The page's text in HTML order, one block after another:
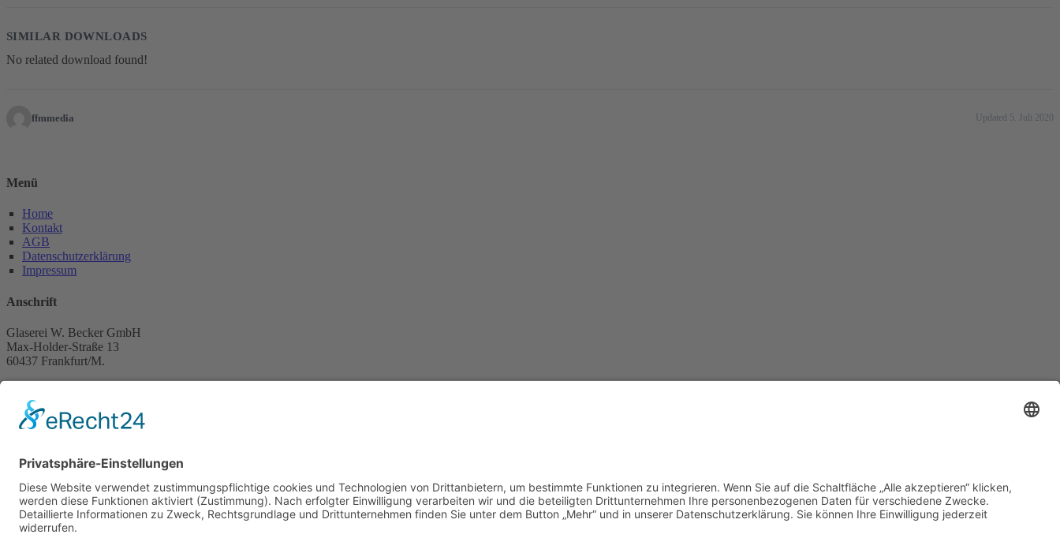
SIMILAR DOWNLOADS
No related download found!
ffmmedia Updated 5. Juli 2020
Menü
Home
Kontakt
AGB
Datenschutzerklärung
Impressum
Anschrift
Glaserei W. Becker GmbH
Max-Holder-Straße 13
60437 Frankfurt/M.
Fax: 069 / 50 21 90
E-Mail: info@glaserei-becker.de
07:00 – 12:30 Uhr und
14:00 – 16:00 Uhr
Freitag: 07:00 – 13:00 Uhr